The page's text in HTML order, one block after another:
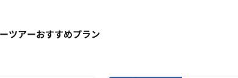
ツアーおすすめプラン